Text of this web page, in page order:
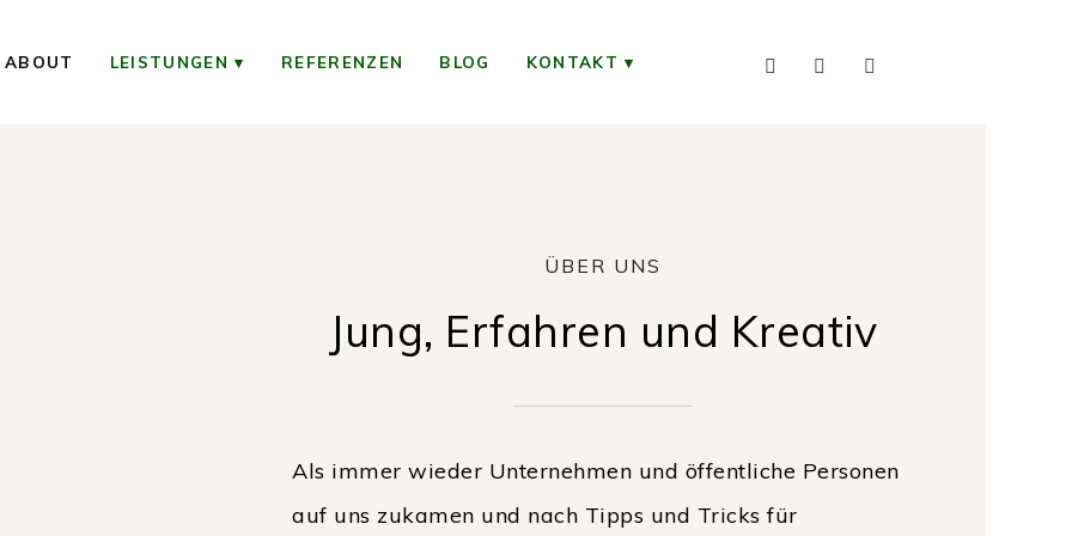
ABOUT LEISTUNGEN REFERENZEN BLOG KONTAKT
ÜBER UNS
Jung, Erfahren und Kreativ
Als immer wieder Unternehmen und öffentliche Personen
auf uns zukamen und nach Tipps und Tricks für